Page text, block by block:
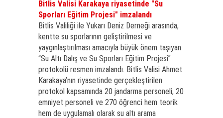
Bitlis Valisi Karakaya riyasetinde "Su
Sporları Eğitim Projesi" imzalandı
Bitlis Valiliği ile Yukarı Deniz Derneği arasında,
kentte su sporlarının geliştirilmesi ve
yaygınlaştırılması amacıyla büyük önem taşıyan
“Su Altı Dalış ve Su Sporları Eğitim Projesi”
protokolü resmen imzalandı. Bitlis Valisi Ahmet
Karakaya’nın riyasetinde gerçekleştirilen
protokol kapsamında 20 jandarma personeli, 20
emniyet personeli ve 270 öğrenci hem teorik
hem de uygulamalı olarak su altı arama